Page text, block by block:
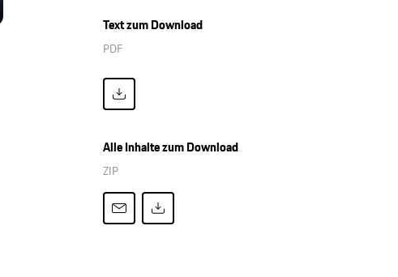
Text zum Download
PDF
Alle Inhalte zum Download
ZIP